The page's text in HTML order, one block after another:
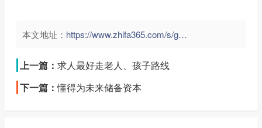
本文地址： https://www.zhifa365.com/s/g96KveBPNtYR2yGc">
上一篇： 求人最好走老人、孩子路线
下一篇：懂得为未来储备资本